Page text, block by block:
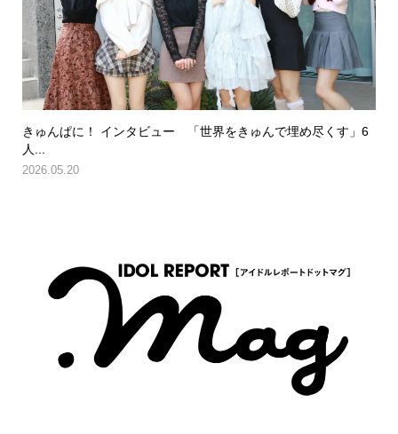
きゅんぱに！ インタビュー 「世界をきゅんで埋め尽くす」6
人...
2026.05.20